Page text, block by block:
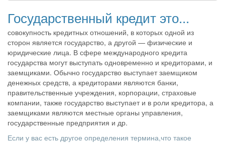
Государственный кредит это...
совокупность кредитных отношений, в которых одной из
сторон является государство, а другой — физические и
юридические лица. В сфере международного кредита
государства могут выступать одновременно и кредиторами, и
заемщиками. Обычно государство выступает заемщиком
денежных средств, а кредиторами являются банки,
правительственные учреждения, корпорации, страховые
компании, также государство выступает и в роли кредитора, а
заемщиками являются местные органы управления,
государственные предприятия и др.
Если у вас есть другое определения термина,что такое